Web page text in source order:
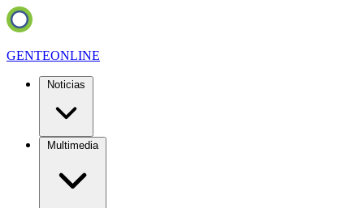
GENTEONLINE
Noticias
Multimedia